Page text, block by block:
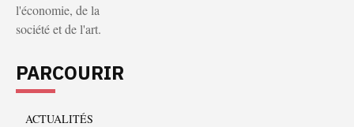
l'économie, de la
société et de l'art.
PARCOURIR
ACTUALITÉS